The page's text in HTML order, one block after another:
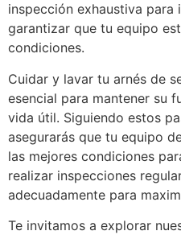
inspección exhaustiva
garantizar que tu equipo
condiciones.
Cuidar y lavar tu arnés de
esencial para mantener su
vida útil. Siguiendo estos
asegurarás que tu equipo
las mejores condiciones
realizar inspecciones
adecuadamente para
Te invitamos a explorar